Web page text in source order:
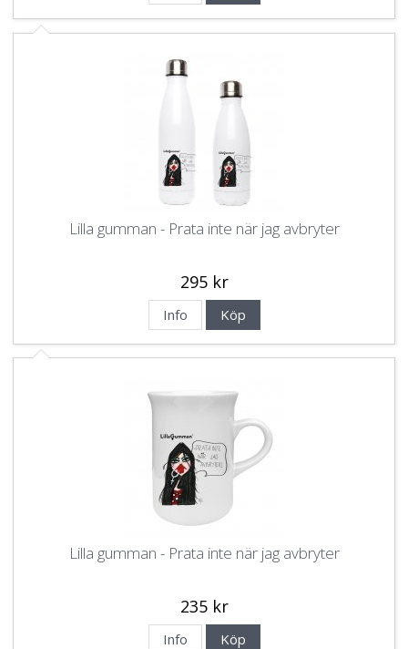
Lilla gumman - Prata inte när jag avbryter
295 kr
Info Köp
Lilla gumman - Prata inte när jag avbryter
235 kr
Info Köp